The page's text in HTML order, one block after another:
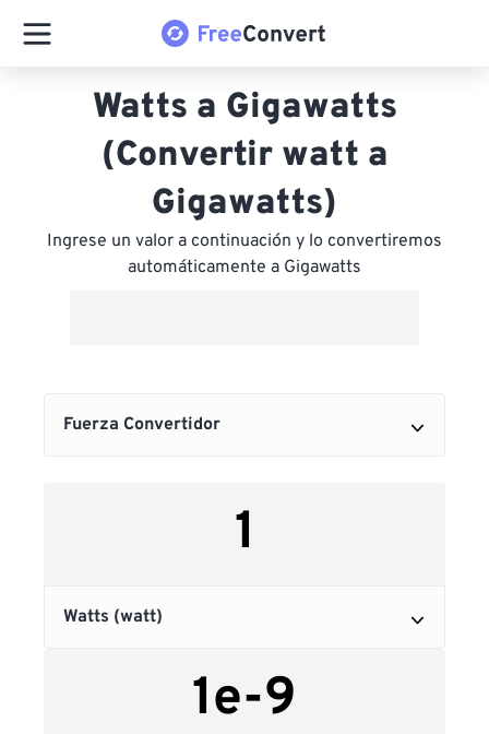
Watts a Gigawatts
(Convertir watt a
Gigawatts)
Ingrese un valor a continuación y lo convertiremos
automáticamente a Gigawatts